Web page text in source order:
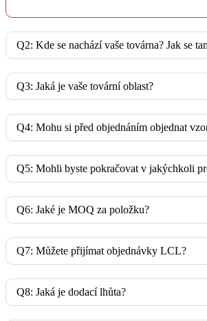
Q2: Kde se nachází vaše továrna? Jak se
Q3: Jaká je vaše tovární oblast?
Q4: Mohu si před objednáním objednat
Q5: Mohli byste pokračovat v jakýchkoli
Q6: Jaké je MOQ za položku?
Q7: Můžete přijímat objednávky LCL?
Q8: Jaká je dodací lhůta?